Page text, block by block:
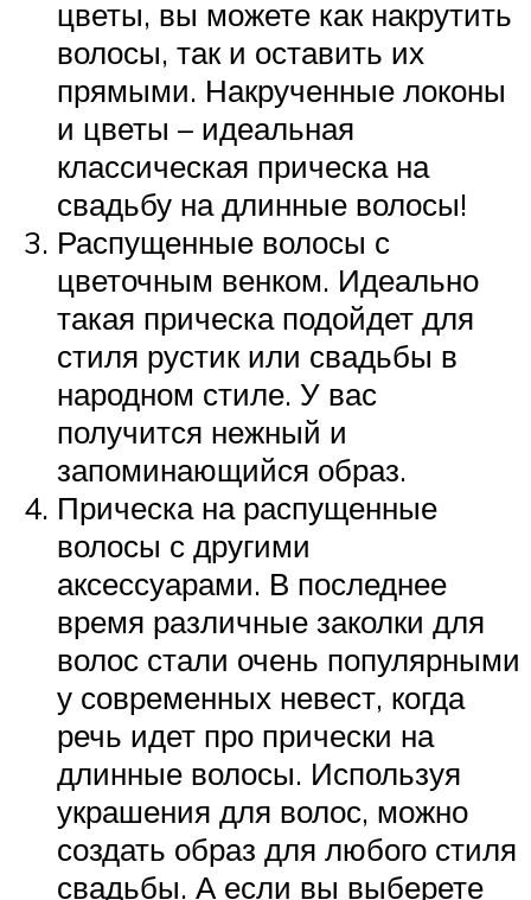
цветы, вы можете как накрутить
волосы, так и оставить их
прямыми. Накрученные локоны
и цветы – идеальная
классическая прическа на
свадьбу на длинные волосы!
Распущенные волосы с
цветочным венком. Идеально
такая прическа подойдет для
стиля рустик или свадьбы в
народном стиле. У вас
получится нежный и
запоминающийся образ.
Прическа на распущенные
волосы с другими
аксессуарами. В последнее
время различные заколки для
волос стали очень популярными
у современных невест, когда
речь идет про прически на
длинные волосы. Используя
украшения для волос, можно
создать образ для любого стиля
свадьбы. А если вы выберете